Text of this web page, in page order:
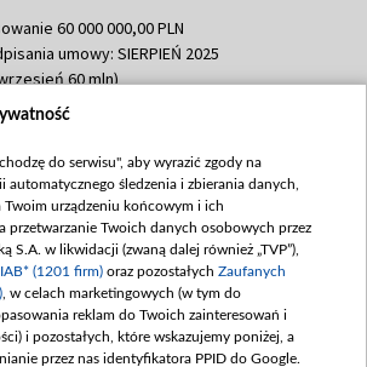
60 000 000,00 PLN
umowy: SIERPIEŃ 2025
60 mln)
635 783 051,21 PLN
100 mln, październik 350
265 mln)
48 862 000,00 PLN
umowy: GRUDZIEŃ 2025
60,548 mln)
900 000 000,00 PLN
umowy: LUTY 2026 (wpłata
do serwisu", aby wyrazić zgody na
automatycznego śledzenia i zbierania danych,
urządzeniu końcowym i ich
przetwarzanie Twoich danych osobowych przez
S.A. w likwidacji (zwaną dalej również „TVP”),
(1201 firm) oraz pozostałych Zaufanych
, w celach marketingowych (w tym do
reklam do Twoich zainteresowań i
i pozostałych, które wskazujemy poniżej, a
przez nas identyfikatora PPID do Google.